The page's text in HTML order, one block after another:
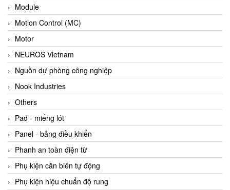
BEA SENSORS
Beacon Extender
Beckhoff
Bedook
Bei Sensor
Beijer
Beinlich-pumps
Beka
BEKO
Belimo
Benetech Vietnam
Bently Nevada
Module
Motion Control (MC)
Motor
NEUROS Vietnam
Nguồn dự phòng công nghiệp
Nook Industries
Others
Pad - miếng lót
Panel - bảng điều khiển
Phanh an toàn điện từ
Phụ kiện căn biên tự động
Phụ kiện hiệu chuẩn độ rung